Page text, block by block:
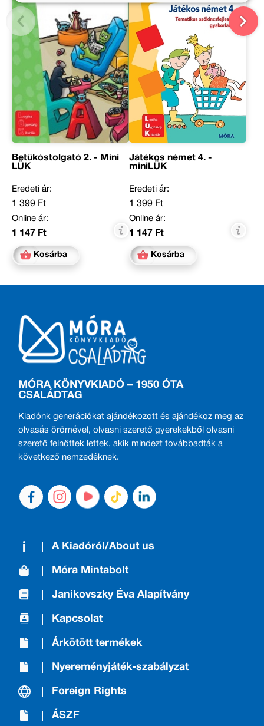
Betűkóstolgató 2. - Mini
LÜK
Eredeti ár:
1 399 Ft
Online ár:
1 147 Ft
Kosárba
Játékos német 4. -
miniLÜK
Eredeti ár:
1 399 Ft
Online ár:
1 147 Ft
Kosárba
MÓRA KÖNYVKIADÓ – 1950 ÓTA
CSALÁDTAG
Kiadónk generációkat ajándékozott és ajándékoz meg az
olvasás örömével, olvasni szerető gyerekekből olvasni
szerető felnőttek lettek, akik mindezt továbbadták a
következő nemzedéknek.
A Kiadóról/About us
Móra Mintabolt
Janikovszky Éva Alapítvány
Kapcsolat
Árkötött termékek
Nyereményjáték-szabályzat
Foreign Rights
ÁSZF